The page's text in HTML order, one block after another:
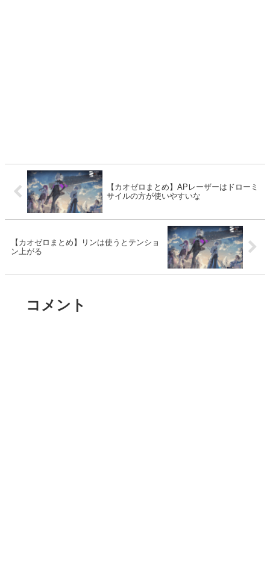
【カオゼロまとめ】APレーザーはドローミ
サイルの方が使いやすいな
【カオゼロまとめ】リンは使うとテンショ
ン上がる
コメント